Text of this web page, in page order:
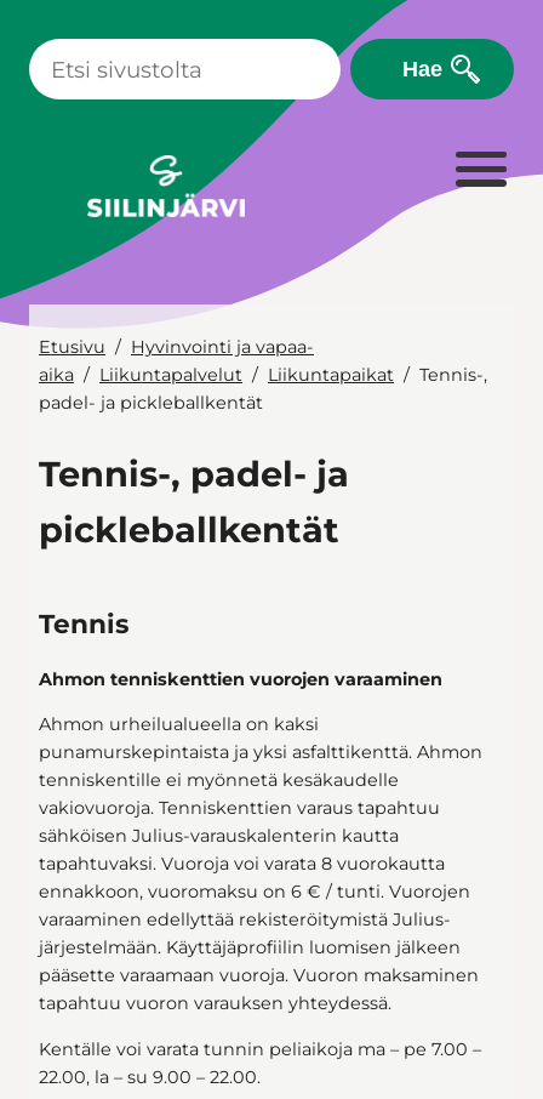
sisältöön
Hae
Etusivu
Hyvinvointi ja vapaa-
aika
Liikuntapalvelut Liikuntapaikat
Tennis-,
padel- ja pickleballkentät
Tennis-, padel- ja
pickleballkentät
Tennis
Ahmon tenniskenttien vuorojen varaaminen
Ahmon urheilualueella on kaksi
punamurskepintaista ja yksi asfalttikenttä. Ahmon
tenniskentille ei myönnetä kesäkaudelle
vakiovuoroja. Tenniskenttien varaus tapahtuu
sähköisen Julius-varauskalenterin kautta
tapahtuvaksi. Vuoroja voi varata 8 vuorokautta
ennakkoon, vuoromaksu on 6 € / tunti. Vuorojen
varaaminen edellyttää rekisteröitymistä Julius-
järjestelmään. Käyttäjäprofiilin luomisen jälkeen
pääsette varaamaan vuoroja. Vuoron maksaminen
tapahtuu vuoron varauksen yhteydessä.
Kentälle voi varata tunnin peliaikoja ma – pe 7.00 –
22.00, la – su 9.00 – 22.00.